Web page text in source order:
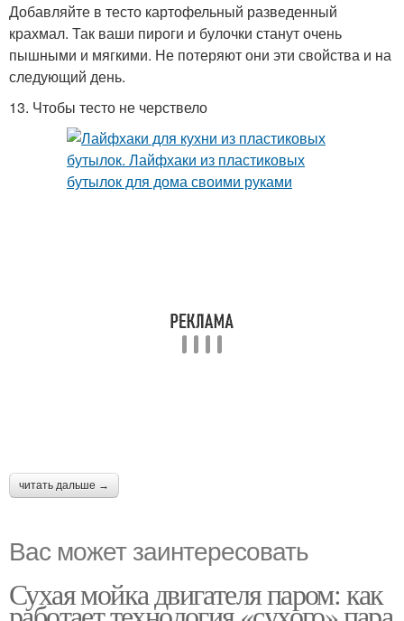
Добавляйте в тесто картофельный разведенный
крахмал. Так ваши пироги и булочки станут очень
пышными и мягкими. Не потеряют они эти свойства и на
следующий день.
13. Чтобы тесто не черствело
читать дальше →
Вас может заинтересовать
Сухая мойка двигателя паром: как